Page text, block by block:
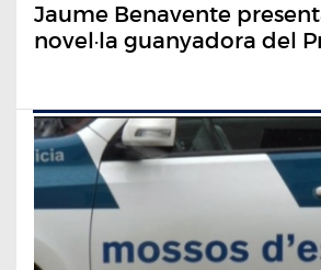
Jaume Benavente
novel·la guanyadora del